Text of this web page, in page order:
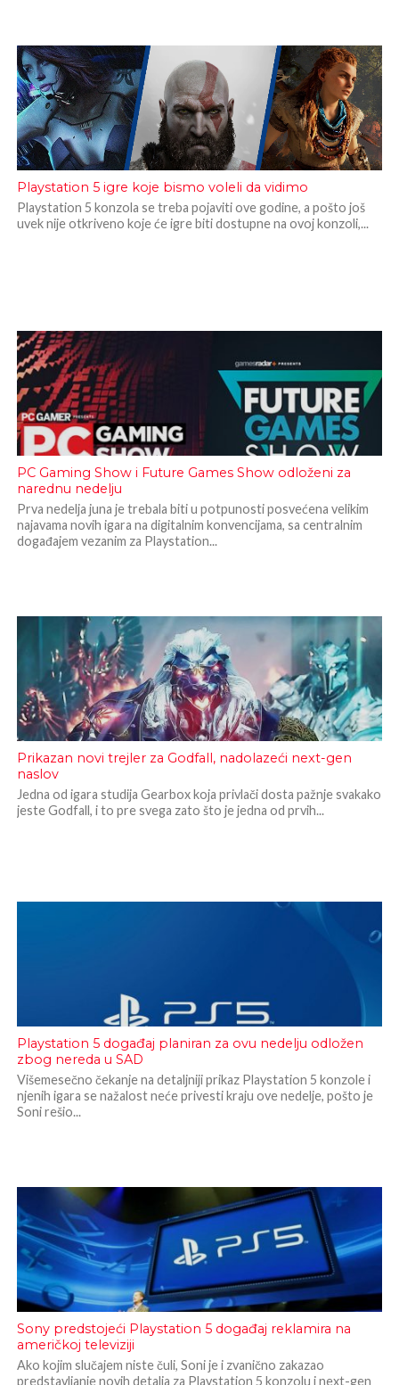
Playstation 5 igre koje bismo voleli da vidimo
Playstation 5 konzola se treba pojaviti ove godine, a pošto još
uvek nije otkriveno koje će igre biti dostupne na ovoj konzoli,...
PC Gaming Show i Future Games Show odloženi za
narednu nedelju
Prva nedelja juna je trebala biti u potpunosti posvećena velikim
najavama novih igara na digitalnim konvencijama, sa centralnim
događajem vezanim za Playstation...
Prikazan novi trejler za Godfall, nadolazeći next-gen
naslov
Jedna od igara studija Gearbox koja privlači dosta pažnje svakako
jeste Godfall, i to pre svega zato što je jedna od prvih...
Playstation 5 događaj planiran za ovu nedelju odložen
zbog nereda u SAD
Višemesečno čekanje na detaljniji prikaz Playstation 5 konzole i
njenih igara se nažalost neće privesti kraju ove nedelje, pošto je
Soni rešio...
Sony predstojeći Playstation 5 događaj reklamira na
američkoj televiziji
Ako kojim slučajem niste čuli, Soni je i zvanično zakazao
predstavljanje novih detalja za Playstation 5 konzolu i next-gen